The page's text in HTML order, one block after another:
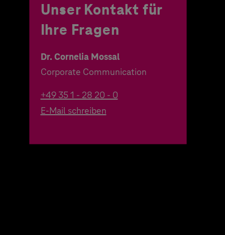
Unser Kontakt für
Ihre Fragen
Dr. Cornelia Mossal
Corporate Communication
+49 35 1 - 28 20 - 0
E-Mail schreiben